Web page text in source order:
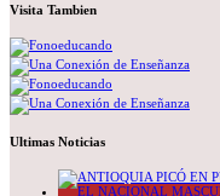
Visita Tambien
Ultimas Noticias